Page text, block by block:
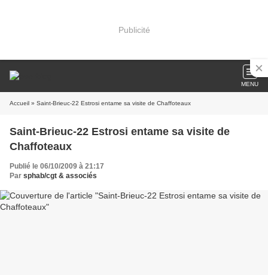
Publicité
MENU
Accueil » Saint-Brieuc-22 Estrosi entame sa visite de Chaffoteaux
Saint-Brieuc-22 Estrosi entame sa visite de
Chaffoteaux
Publié le 06/10/2009 à 21:17
Par sphab/cgt & associés